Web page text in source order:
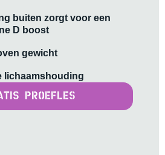
buiten zorgt voor een
D boost
gewicht
lichaamshouding
proefles